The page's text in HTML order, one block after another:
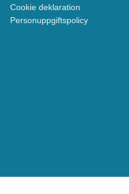
Cookie deklaration
Personuppgiftspolicy